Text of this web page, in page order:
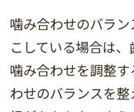
噛み合わせのバラ
こしている場合は
噛み合わせを調整
わせのバランスを